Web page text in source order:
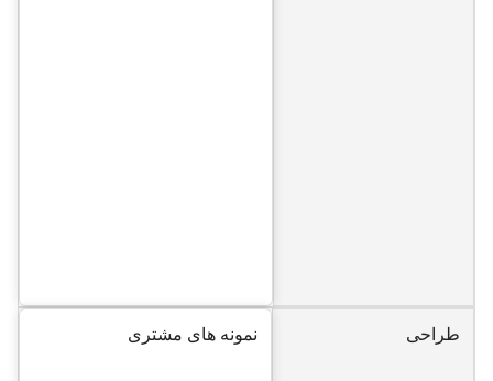
طراحی نمونه های مشتری